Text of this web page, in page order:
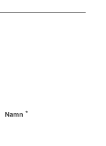
Namn *